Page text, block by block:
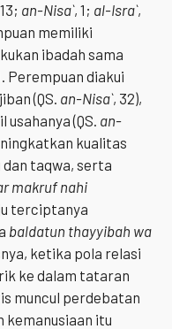
an-Nisa`, 1; al-Isra`,
memiliki
ibadah sama
. Perempuan diakui
(QS. an-Nisa`, 32),
(QS. an-
kualitas
taqwa, serta
makruf nahi
terciptanya
baldatun thayyibah wa
ketika pola relasi
ke dalam tataran
muncul perdebatan
kemanusiaan itu